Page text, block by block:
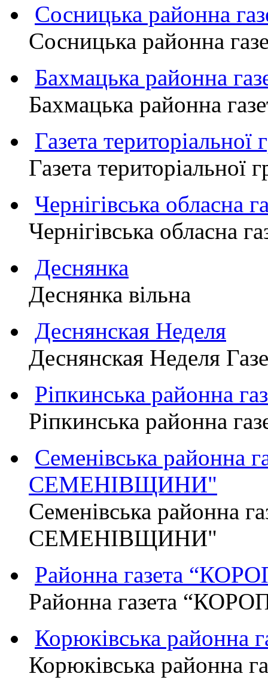
Сосницька районна
Сосницька районна
Бахмацька районна
Бахмацька районна
Газета
Газета
Чернігівська обласна
Чернігівська обласна
Деснянка
Деснянка вільна
Деснянская Неделя
Деснянская Неделя
Ріпкинська районна
Ріпкинська районна
Семенівська районна
СЕМЕНІВЩИНИ"
Семенівська районна
СЕМЕНІВЩИНИ"
Районна газета
Районна газета
Корюківська районна
Корюківська районна